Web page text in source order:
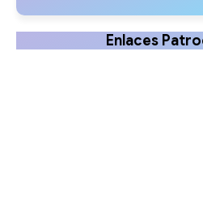
Enlaces